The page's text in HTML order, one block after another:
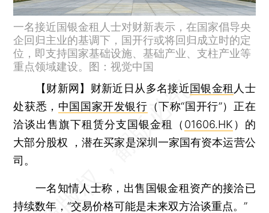
一名接近国银金租人士对财新表示，在国家倡导央
企回归主业的基调下，国开行或将回归成立时的定
位，即支持国家基础设施、基础产业、支柱产业等
重点领域建设。图：视觉中国
【财新网】 财新近日从多名接近国银金租 人士
处获悉， 中国国家开发银行 （下称“国开行”）正在
洽谈出售旗下租赁分支国银金租（ 01606.HK ）的
大部分股权 ，潜在买家是深圳一家国有资本运营公
司。
一名知情人士称，出售国银金租资产的接洽已
持续数年，“交易价格可能是未来双方洽谈重点。”